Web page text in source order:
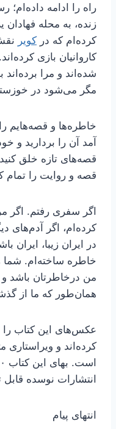
راه را ادامه
زنده، به محله فهادان
کرده‌ام که در کویر
کاروانیان بازی
شده‌اند و مرا
مگر می‌شود در
خاطره‌ها و قصه‌هایم
آمد آن را بردارید و
قصه‌های تازه خلق
قصه و روایت را تمام
اگر سفری رفتم. اگر
کرده‌ام، اگر آدم‌های
در ایران زیبا، ایران
خاطره ساخته‌ام. شما
من درخاطرتان باشد و
همان‌طور که ما از
عکس‌های این کتاب را
کرده‌اند و ویراستاری
انتشارات نوسده
انتهای پیام